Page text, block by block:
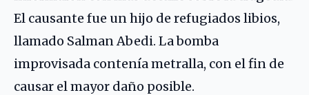
El causante fue un hijo de refugiados libios,
llamado Salman Abedi. La bomba
improvisada contenía metralla, con el fin de
causar el mayor daño posible.